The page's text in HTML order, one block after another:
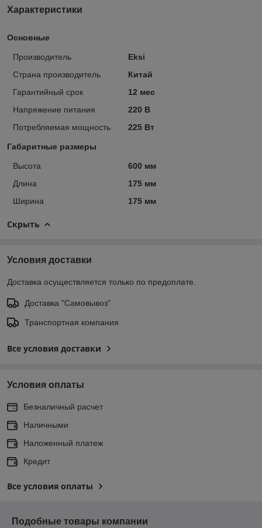
Характеристики
Основные
Производитель
Eksi
Страна производитель
Китай
Гарантийный срок
12 мес
Напряжение питания
220 В
Потребляемая мощность
225 Вт
Габаритные размеры
Высота
600 мм
Длина
175 мм
Ширина
175 мм
Скрыть
Условия доставки
Доставка осуществляется только по предоплате.
Доставка "Самовывоз"
Транспортная компания
Все условия доставки
Условия оплаты
Безналичный расчет
Наличными
Наложенный платеж
Кредит
Все условия оплаты
Подобные товары компании